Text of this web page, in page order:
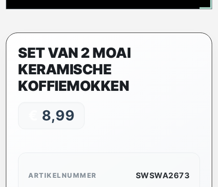
SET VAN 2 MOAI
KERAMISCHE
KOFFIEMOKKEN
8,99
ARTIKELNUMMER SWSWA2673